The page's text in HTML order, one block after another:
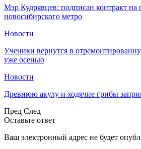
Мэр Кудрявцев: подписан контракт на
новосибирского метро
Новости
Ученики вернутся в
уже осенью
Новости
Древнюю акулу и ходячие грибы
Пред След
Оставьте ответ
Ваш электронный адрес не будет